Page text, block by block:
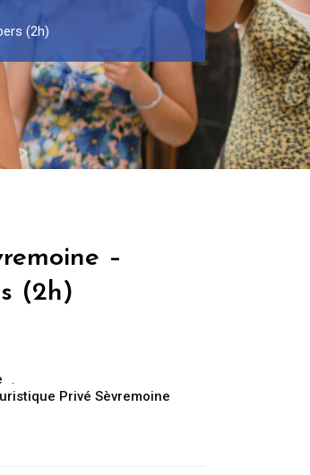
(2h)
–
(2h)
Privé Sèvremoine